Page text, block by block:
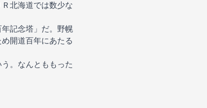
北海道では数少な
記念塔」だ。野幌
開道百年にあたる
。なんとももった